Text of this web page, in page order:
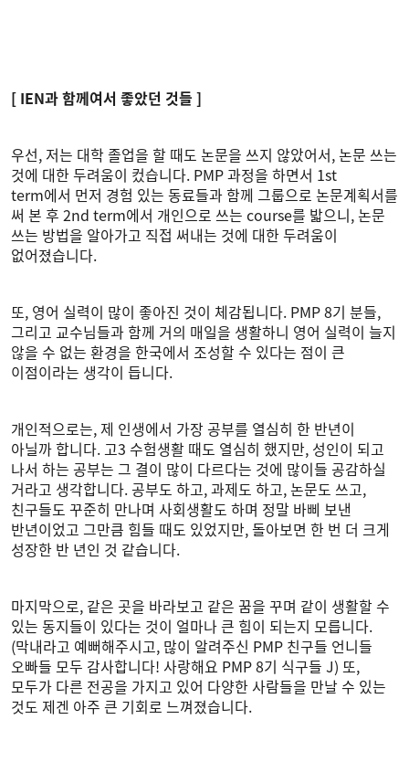
[ IEN과 함께여서 좋았던 것들 ]
우선, 저는 대학 졸업을 할 때도 논문을 쓰지 않았어서, 논문 쓰는
것에 대한 두려움이 컸습니다. PMP 과정을 하면서 1st
term에서 먼저 경험 있는 동료들과 함께 그룹으로 논문계획서를
써 본 후 2nd term에서 개인으로 쓰는 course를 밟으니, 논문
쓰는 방법을 알아가고 직접 써내는 것에 대한 두려움이
없어졌습니다.
또, 영어 실력이 많이 좋아진 것이 체감됩니다. PMP 8기 분들,
그리고 교수님들과 함께 거의 매일을 생활하니 영어 실력이 늘지
않을 수 없는 환경을 한국에서 조성할 수 있다는 점이 큰
이점이라는 생각이 듭니다.
개인적으로는, 제 인생에서 가장 공부를 열심히 한 반년이
아닐까 합니다. 고3 수험생활 때도 열심히 했지만, 성인이 되고
나서 하는 공부는 그 결이 많이 다르다는 것에 많이들 공감하실
거라고 생각합니다. 공부도 하고, 과제도 하고, 논문도 쓰고,
친구들도 꾸준히 만나며 사회생활도 하며 정말 바삐 보낸
반년이었고 그만큼 힘들 때도 있었지만, 돌아보면 한 번 더 크게
성장한 반 년인 것 같습니다.
마지막으로, 같은 곳을 바라보고 같은 꿈을 꾸며 같이 생활할 수
있는 동지들이 있다는 것이 얼마나 큰 힘이 되는지 모릅니다.
(막내라고 예뻐해주시고, 많이 알려주신 PMP 친구들 언니들
오빠들 모두 감사합니다! 사랑해요 PMP 8기 식구들 J) 또,
모두가 다른 전공을 가지고 있어 다양한 사람들을 만날 수 있는
것도 제겐 아주 큰 기회로 느껴졌습니다.